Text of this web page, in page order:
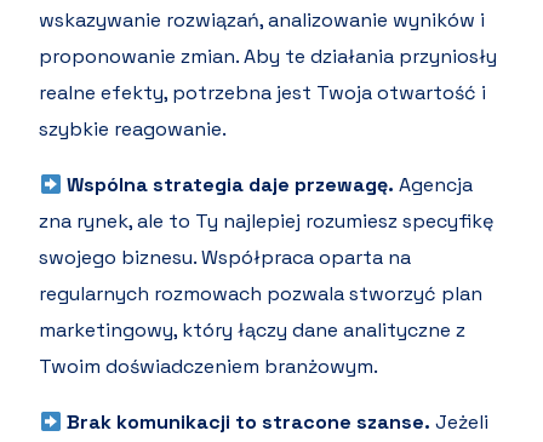
wskazywanie rozwiązań, analizowanie wyników i
proponowanie zmian. Aby te działania przyniosły
realne efekty, potrzebna jest Twoja otwartość i
szybkie reagowanie.
Wspólna strategia daje przewagę. Agencja
zna rynek, ale to Ty najlepiej rozumiesz specyfikę
swojego biznesu. Współpraca oparta na
regularnych rozmowach pozwala stworzyć plan
marketingowy, który łączy dane analityczne z
Twoim doświadczeniem branżowym.
Brak komunikacji to stracone szanse. Jeżeli